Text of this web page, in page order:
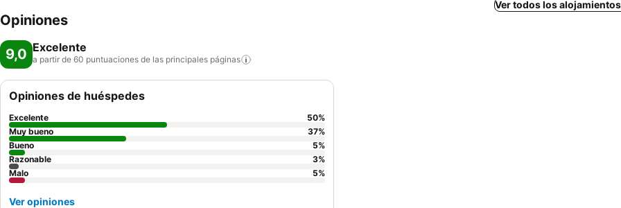
Ver todos los
Opiniones
9,0 Excelente
a partir de 60 puntuaciones de las principales páginas
Opiniones de huéspedes
Excelente 50%
Muy bueno
37%
Bueno
5%
Razonable
3%
Malo
5%
Ver opiniones